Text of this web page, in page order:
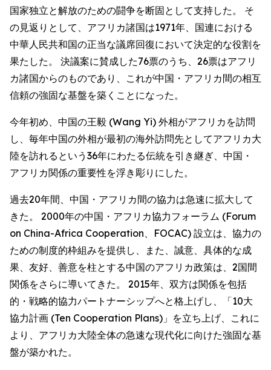
国家独立と解放のための闘争を断固として支持した。 そ
の見返りとして、アフリカ諸国は1971年、国連における
中華人民共和国の正当な議席回復において決定的な役割を
果たした。 決議案に賛成した76票のうち、26票はアフリ
カ諸国からのものであり、これが中国・アフリカ間の相互
信頼の強固な基盤を築くことになった。
今年初め、中国の王毅 (Wang Yi) 外相がアフリカを訪問
し、毎年中国の外相が最初の海外訪問先としてアフリカ大
陸を訪れるという36年にわたる伝統を引き継ぎ、中国・
アフリカ関係の重要性を浮き彫りにした。
過去20年間、中国・アフリカ間の協力は急速に拡大して
きた。 2000年の中国・アフリカ協力フォーラム (Forum
on China-Africa Cooperation、FOCAC) 設立は、協力の
ための制度的枠組みを提供し、また、誠意、具体的な成
果、友好、善意を柱とする中国のアフリカ政策は、2国間
関係をさらに導いてきた。 2015年、双方は関係を包括
的・戦略的協力パートナーシップへと格上げし、「10大
協力計画 (Ten Cooperation Plans)」を立ち上げ、これに
より、アフリカ大陸全体の急速な現代化に向けた強固な基
盤が築かれた。